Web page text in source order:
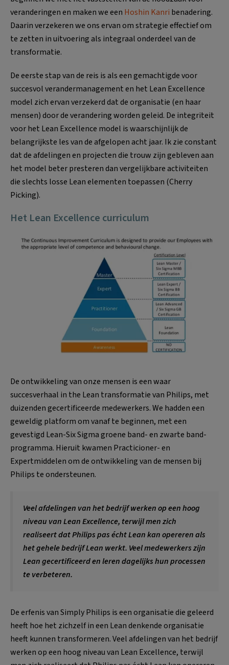
veranderingen en maken we een Hoshin Kanri benadering.
Daarin verzekeren we ons ervan om strategie effectief om
te zetten in uitvoering als integraal onderdeel van de
transformatie.
De eerste stap van de reis is als een gemachtigde voor
succesvol verandermanagement en het Lean Excellence
model zich ervan verzekerd dat de organisatie (en haar
mensen) door de verandering worden geleid. De integriteit
voor het Lean Excellence model is waarschijnlijk de
belangrijkste les van de afgelopen acht jaar. Ik zie constant
dat de afdelingen en projecten die trouw zijn gebleven aan
het model beter presteren dan vergelijkbare activiteiten
die slechts losse Lean elementen toepassen (Cherry
Picking).
Het Lean Excellence curriculum
De ontwikkeling van onze mensen is een waar
succesverhaal in the Lean transformatie van Philips, met
duizenden gecertificeerde medewerkers. We hadden een
geweldig platform om vanaf te beginnen, met een
gevestigd Lean-Six Sigma groene band- en zwarte band-
programma. Hieruit kwamen Practicioner- en
Expertmiddelen om de ontwikkeling van de mensen bij
Philips te ondersteunen.
Veel afdelingen van het bedrijf werken op een hoog
niveau van Lean Excellence, terwijl men zich
realiseert dat Philips pas écht Lean kan opereren als
het gehele bedrijf Lean werkt. Veel medewerkers zijn
Lean gecertificeerd en leren dagelijks hun processen
te verbeteren.
De erfenis van Simply Philips is een organisatie die geleerd
heeft hoe het zichzelf in een Lean denkende organisatie
heeft kunnen transformeren. Veel afdelingen van het bedrijf
werken op een hoog niveau van Lean Excellence, terwijl